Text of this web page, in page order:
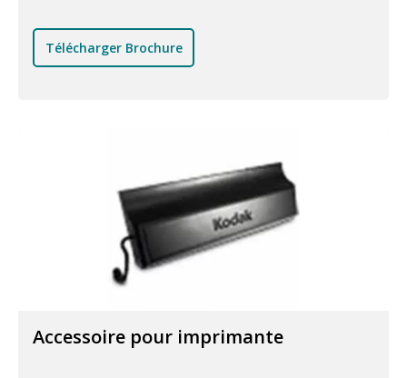
Télécharger Brochure
Accessoire pour imprimante